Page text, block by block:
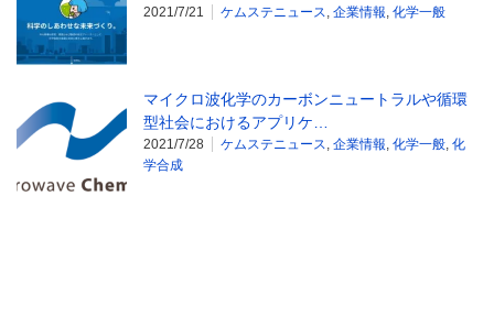
2021/7/21 ケムステニュース 企業情報 化学一般
マイクロ波化学のカーボンニュートラルや循環
型社会におけるアプリケ…
2021/7/28 ケムステニュース 企業情報 化学一般 化
学合成